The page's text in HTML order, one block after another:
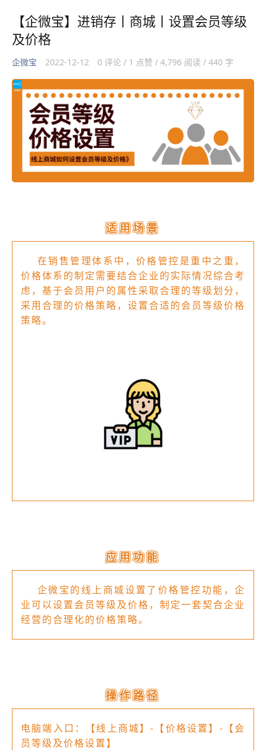
【企微宝】进销存丨商城丨设置会员等级
及价格
企微宝 2022-12-12 0 评论 / 1 点赞 / 4,796 阅读 / 440 字
适用场景
在销售管理体系中，价格管控是重中之重，
价格体系的制定需要结合企业的实际情况综合考
虑，基于会员用户的属性采取合理的等级划分，
采用合理的价格策略，设置合适的会员等级价格
策略。
应用功能
企微宝的线上商城设置了价格管控功能，企
业可以设置会员等级及价格，制定一套契合企业
经营的合理化的价格策略。
操作路径
电脑端入口：【线上商城】-【价格设置】-【会
员等级及价格设置】